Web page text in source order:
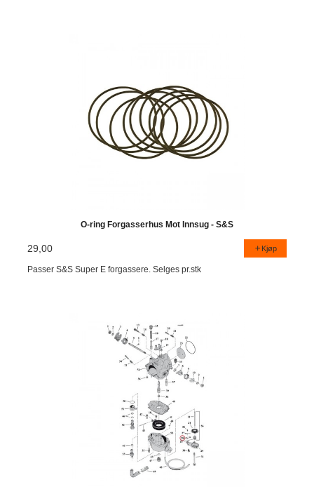
O-ring Forgasserhus Mot Innsug - S&S
29,00 Kjøp
Passer S&S Super E forgassere. Selges pr.stk